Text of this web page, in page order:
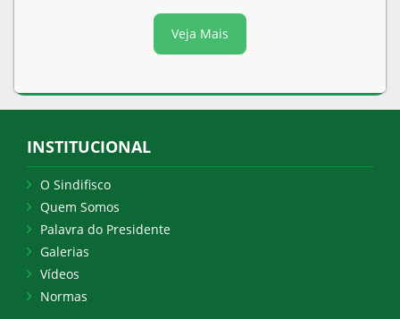
Veja Mais
INSTITUCIONAL
O Sindifisco
Quem Somos
Palavra do Presidente
Galerias
Vídeos
Normas